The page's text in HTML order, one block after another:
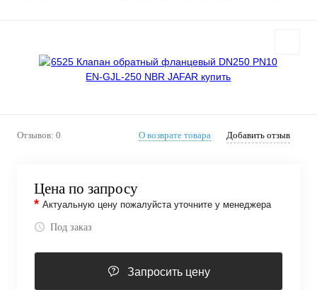
Отзывов: 0 О возврате товара Добавить отзыв
Цена по запросу
* Актуальную цену пожалуйста уточните у менеджера
Под заказ
Запросить цену